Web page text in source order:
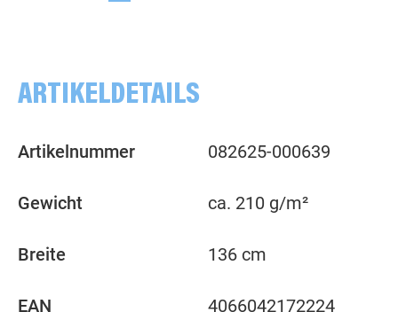
ARTIKELDETAILS
Artikelnummer 082625-000639
Gewicht ca. 210 g/m²
Breite 136 cm
EAN 4066042172224